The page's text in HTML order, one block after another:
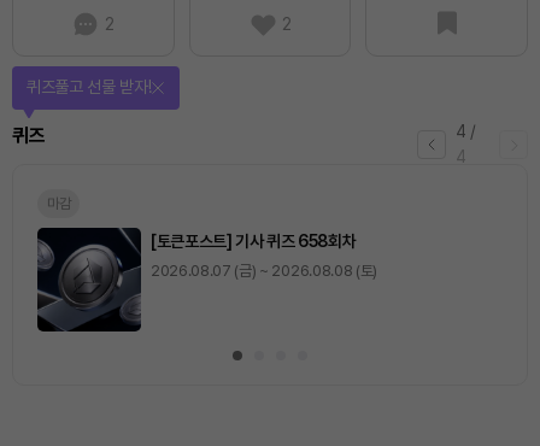
2
2
4 /
4
퀴즈
퀴즈풀고 선물 받자!
마감
[토큰포스트] 기사 퀴즈 658회차
2026.08.07 (금) ~ 2026.08.08 (토)